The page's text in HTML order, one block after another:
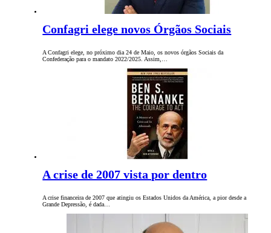
Confagri elege novos Órgãos Sociais
A Confagri elege, no próximo dia 24 de Maio, os novos órgãos Sociais da
Confederação para o mandato 2022/2025. Assim,…
A crise de 2007 vista por dentro
A crise financeira de 2007 que atingiu os Estados Unidos da América, a pior desde a
Grande Depressão, é dada…